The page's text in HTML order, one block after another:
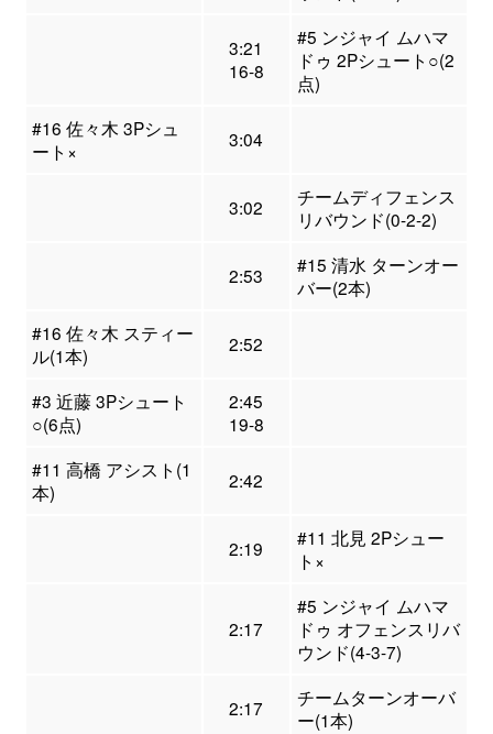
3:21
16-8
#5 ンジャイ ムハマ
ドゥ 2Pシュート○(2
点)
#16 佐々木 3Pシュ
ート×
3:04
3:02
チームディフェンス
リバウンド(0-2-2)
2:53
#15 清水 ターンオー
バー(2本)
#16 佐々木 スティー
ル(1本)
2:52
#3 近藤 3Pシュート
○(6点)
2:45
19-8
#11 高橋 アシスト(1
本)
2:42
2:19
#11 北見 2Pシュー
ト×
2:17
#5 ンジャイ ムハマ
ドゥ オフェンスリバ
ウンド(4-3-7)
2:17
チームターンオーバ
ー(1本)